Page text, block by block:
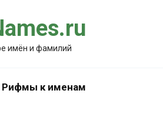
имён и фамилий
Рифмы к именам